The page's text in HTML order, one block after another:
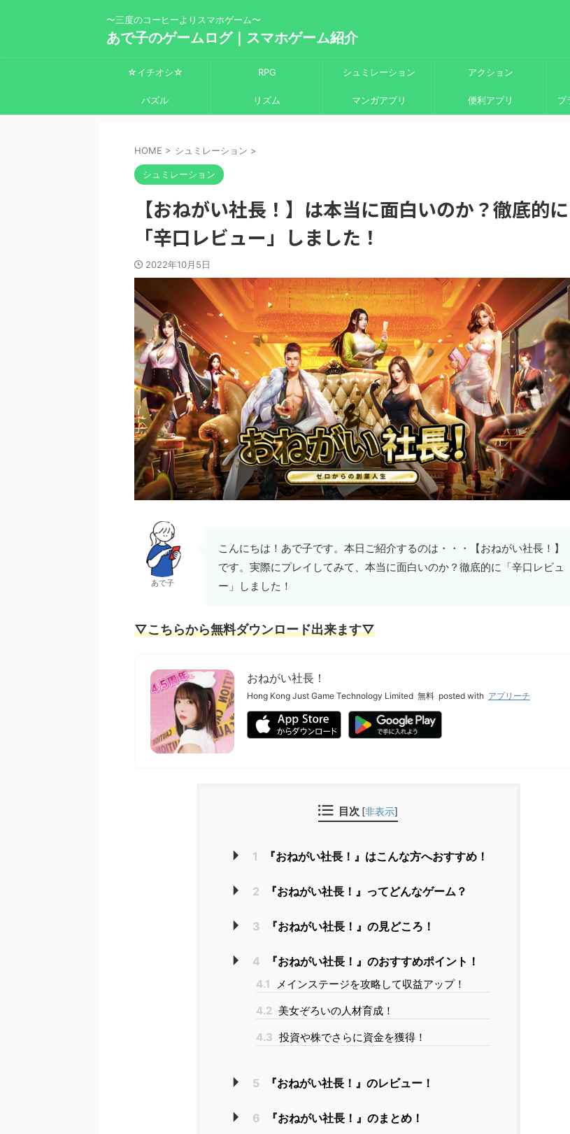
〜三度のコーヒーよりスマホゲーム〜
あで子のゲームログ｜スマホゲーム紹介
☆イチオシ☆ RPG シュミレーション アクション
パズル リズム マンガアプリ 便利アプリ プ
HOME > シュミレーション >
シュミレーション
【おねがい社長！】は本当に面白いのか？徹底的に
「辛口レビュー」しました！
2022年10月5日
あで子
こんにちは！あで子です。本日ご紹介するのは・・・【おねがい社長！】
です。実際にプレイしてみて、本当に面白いのか？徹底的に「辛口レビュ
ー」しました！
▽こちらから無料ダウンロード出来ます▽
おねがい社長！
Hong Kong Just Game Technology Limited 無料 posted with アプリーチ
目次 [非表示]
1 『おねがい社長！』はこんな方へおすすめ！
2 『おねがい社長！』ってどんなゲーム？
3 『おねがい社長！』の見どころ！
4 『おねがい社長！』のおすすめポイント！
4.1
メインステージを攻略して収益アップ！
4.2 美女ぞろいの人材育成！
4.3 投資や株でさらに資金を獲得！
5 『おねがい社長！』のレビュー！
6 『おねがい社長！』のまとめ！